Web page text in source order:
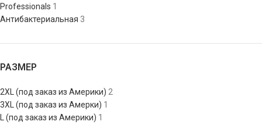
Professionals 1
Антибактериальная 3
РАЗМЕР
2XL (под заказ из Америки) 2
3XL (под заказ из Амерки) 1
L (под заказ из Америки) 1